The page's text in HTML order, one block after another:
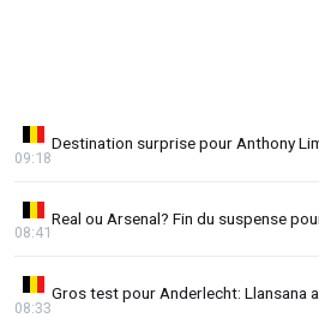
Destination surprise pour Anthony
09:18
Real ou Arsenal? Fin du suspense
08:41
Gros test pour Anderlecht: Llansana
08:33